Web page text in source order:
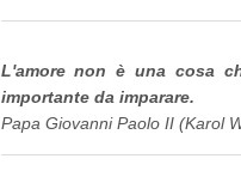
L'amore non è una cosa
importante da imparare.
Papa Giovanni Paolo II (Karol